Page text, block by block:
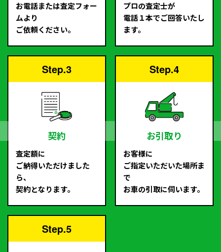
お電話または査定フォー
ムより
ご依頼ください。
プロの査定士が
電話１本でご回答いたし
ます。
Step.3
契約
査定額に
ご納得いただけました
ら、
契約となります。
Step.4
お引取り
お客様に
ご指定いただいた場所ま
で
お車の引取に伺います。
Step.5